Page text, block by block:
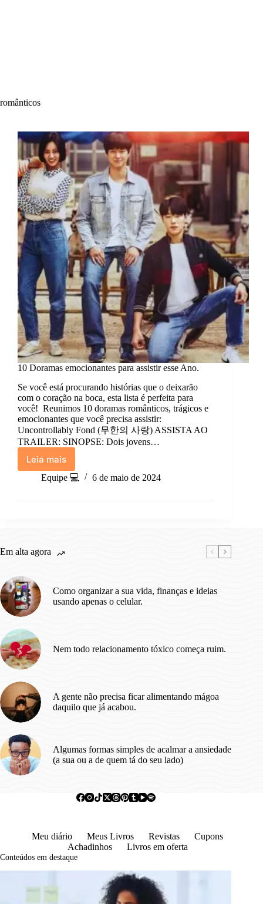
românticos
10 Doramas emocionantes para assistir esse Ano.
Se você está procurando histórias que o deixarão
com o coração na boca, esta lista é perfeita para
você! Reunimos 10 doramas românticos, trágicos e
emocionantes que você precisa assistir:
Uncontrollably Fond (무한의 사랑) ASSISTA AO
TRAILER: SINOPSE: Dois jovens…
Leia mais
10
Doramas
emocionantes
Equipe 💻 6 de maio de 2024
Em alta agora
Como organizar a sua vida, finanças e ideias
usando apenas o celular.
Nem todo relacionamento tóxico começa ruim.
A gente não precisa ficar alimentando mágoa
daquilo que já acabou.
Algumas formas simples de acalmar a ansiedade
(a sua ou a de quem tá do seu lado)
Meu diário Meus Livros Revistas
Cupons
Achadinhos
Livros em oferta
Conteúdos em destaque